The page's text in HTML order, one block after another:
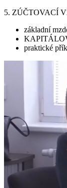
5. ZÚČTOVACÍ
základní
praktické